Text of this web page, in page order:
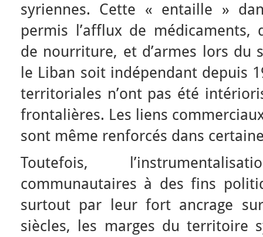
syriennes. Cette « entaille »
permis l’afflux de médicaments,
de nourriture, et d’armes lors du
le Liban soit indépendant depuis
territoriales n’ont pas été
frontalières. Les liens
sont même renforcés dans
Toutefois,
communautaires à des fins
surtout par leur fort ancrage
siècles, les marges du territoire